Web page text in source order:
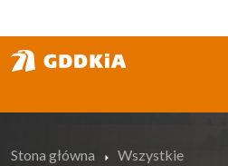
do
treści
Stona główna
Wszystkie